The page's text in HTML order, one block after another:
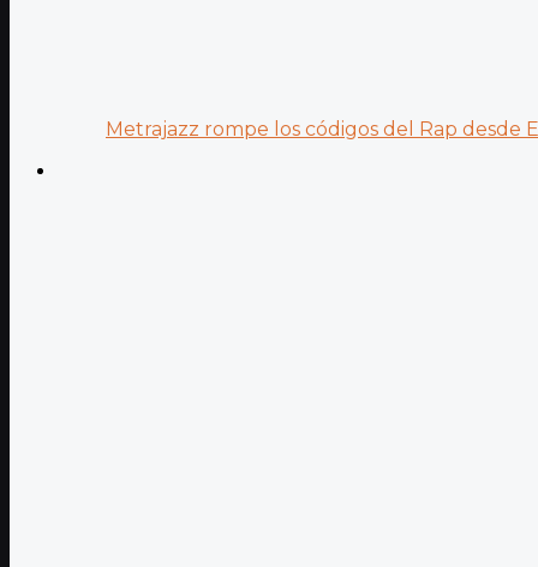
Metrajazz rompe los códigos del Rap desde